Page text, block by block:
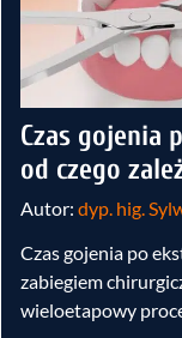
Czas gojenia
od czego
Autor: dyp. hig.
Czas gojenia po
zabiegiem
wieloetapowy